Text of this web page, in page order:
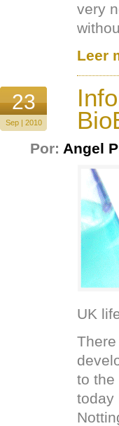
very
Leer
23
Sep | 2010
Por: Angel
UK
to the
today